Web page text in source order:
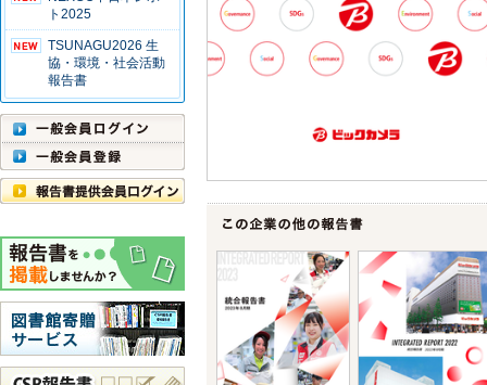
ト2025
TSUNAGU2026 生
協・環境・社会活動
報告書